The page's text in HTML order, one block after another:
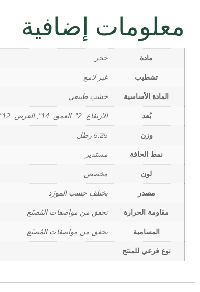
معلومات إضافية
مادة حجر
تشطيب غير لامع
المادة الأساسية خشب طبيعي
بُعد الارتفاع: 2", العمق: 14", العرض: 12"
وزن 5.25 رطل
نمط الحافة مستدير
لون مخصص
مصدر يختلف حسب المورّد
مقاومة الحرارة تحقق من مواصفات المُصنّع
المسامية تحقق من مواصفات المُصنّع
نوع فرعي للمنتج